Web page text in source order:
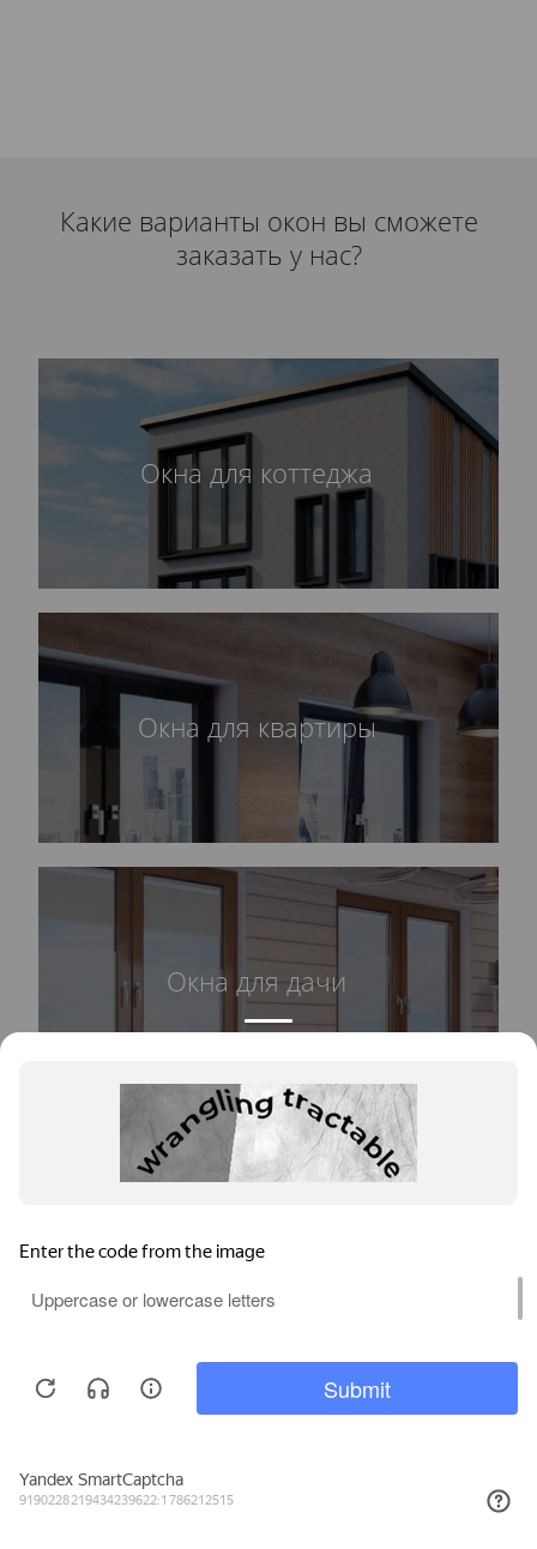
Какие варианты окон вы сможете
заказать у нас?
Окна для коттеджа
Окна для квартиры
Окна для дачи
Окна для частного дома
Рассрочка на окна за
Мы используем файлы cookie, метрические программы и системы
ПРИНЯТЬ